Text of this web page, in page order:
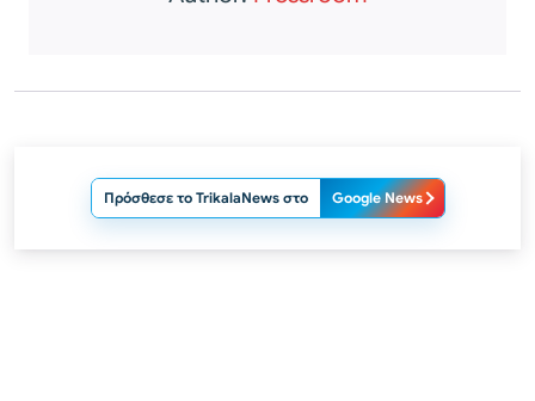
Πρόσθεσε το TrikalaNews στο Google News